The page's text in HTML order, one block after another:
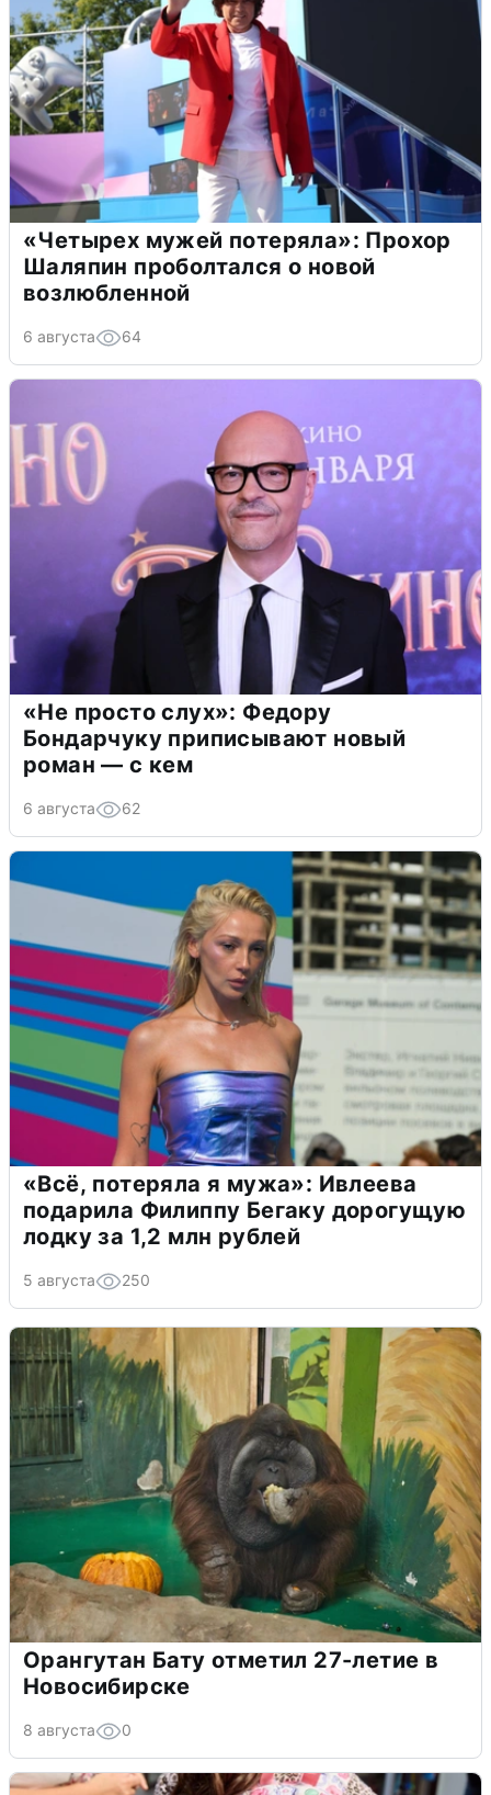
«Четырех мужей потеряла»: Прохор
Шаляпин проболтался о новой
возлюбленной
6 августа 64
«Не просто слух»: Федору
Бондарчуку приписывают новый
роман — с кем
6 августа 62
«Всё, потеряла я мужа»: Ивлеева
подарила Филиппу Бегаку дорогущую
лодку за 1,2 млн рублей
5 августа 250
Орангутан Бату отметил 27-летие в
Новосибирске
8 августа 0